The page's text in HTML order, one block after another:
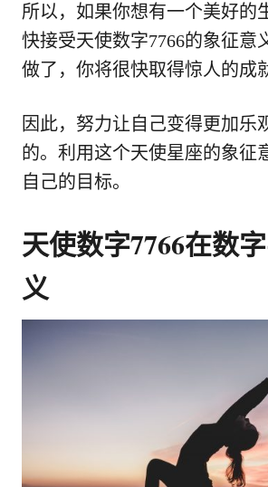
所以，如果你想有一个美好的
快接受天使数字7766的象征意
做了，你将很快取得惊人的成
因此，努力让自己变得更加乐
的。利用这个天使星座的象征
自己的目标。
天使数字7766在数
义